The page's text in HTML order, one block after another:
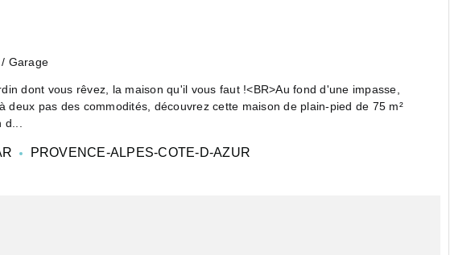
Garage
dont vous rêvez, la maison qu'il vous faut !<BR>Au fond d'une impasse,
deux pas des commodités, découvrez cette maison de plain-pied de 75 m²
PROVENCE-ALPES-COTE-D-AZUR